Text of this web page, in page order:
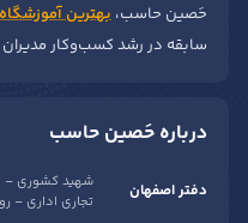
حَصین حاسب، بهترین
سابقه در رشد کسب‌وکار
درباره حَصین حاسب
دفتر اصفهان
شهید کشوری –
تجاری اداری –